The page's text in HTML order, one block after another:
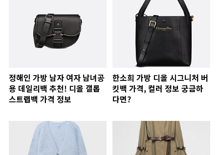
정해인 가방 남자 여자 남녀공
용 데일리백 추천! 디올 갤롭
스트랩백 가격 정보
한소희 가방 디올 시그니처 버
킷백 가격, 컬러 정보 궁금하
다면?